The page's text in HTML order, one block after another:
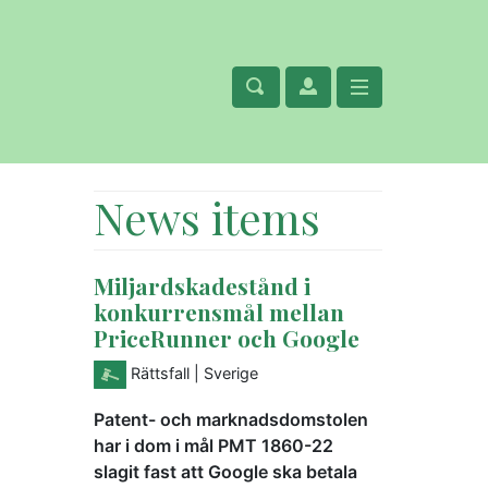
News items
Miljardskadestånd i
konkurrensmål mellan
PriceRunner och Google
Rättsfall | Sverige
Patent- och marknadsdomstolen
har i dom i mål PMT 1860-22
slagit fast att Google ska betala